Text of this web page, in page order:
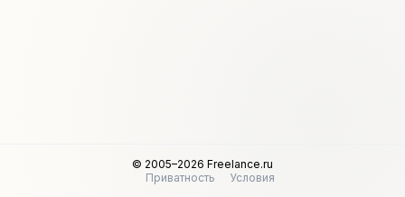
© 2005–2026 Freelance.ru
Приватность
Условия